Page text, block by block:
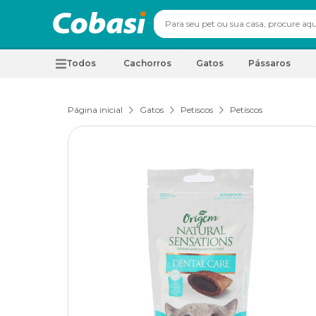
Todos Cachorros Gatos Pássaros
Página inicial Gatos Petiscos Petiscos